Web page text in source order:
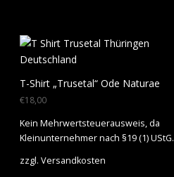
T-Shirt „Trusetal“ Ode Naturae
€18,00
Kein Mehrwertsteuerausweis, da
Kleinunternehmer nach §19 (1) UStG.
zzgl.Versandkosten